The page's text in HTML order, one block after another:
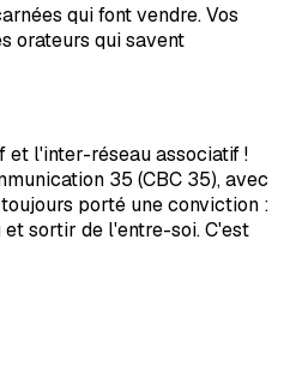
qui font vendre. Vos
orateurs qui savent
l'inter-réseau associatif !
35 (CBC 35), avec
porté une conviction :
sortir de l'entre-soi. C'est